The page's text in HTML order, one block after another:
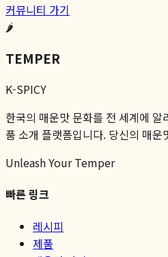
커뮤니티 가기
🌶️
TEMPER
K-SPICY
한국의 매운맛 문화를 전 세계에
품 소개 플랫폼입니다. 당신의 매운
Unleash Your Temper
빠른 링크
레시피
제품